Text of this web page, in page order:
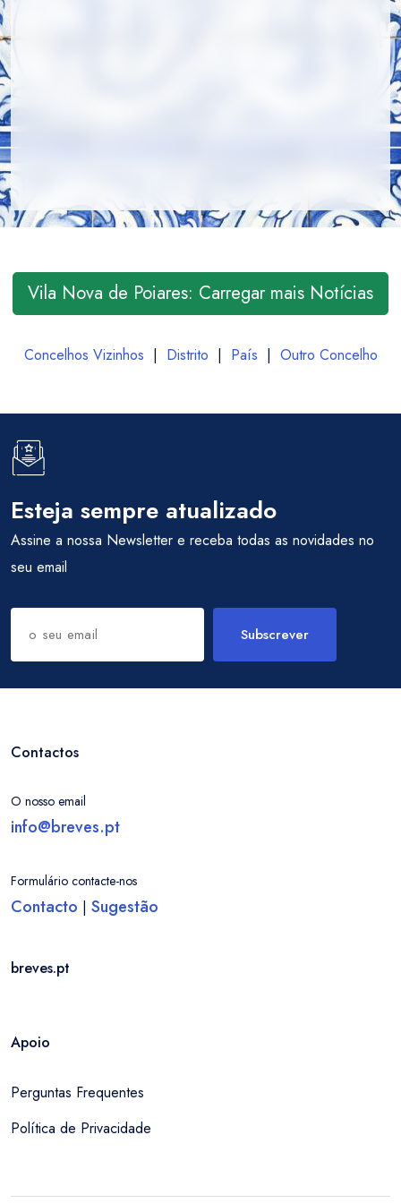
Vila Nova de Poiares: Carregar mais Notícias
Concelhos Vizinhos | Distrito | País | Outro Concelho
Esteja sempre atualizado
Assine a nossa Newsletter e receba todas as novidades no
seu email
Subscrever
Contactos
O nosso email
info@breves.pt
Formulário contacte-nos
Contacto | Sugestão
breves.pt
Apoio
Perguntas Frequentes
Política de Privacidade